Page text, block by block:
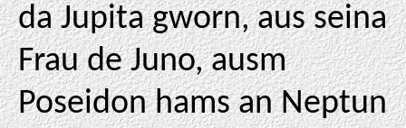
da Jupita gworn, aus seina
Frau de Juno, ausm
Poseidon hams an Neptun